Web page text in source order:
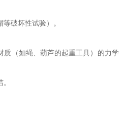
破坏性试验）。
质（如绳、葫芦的起重工具）的力学